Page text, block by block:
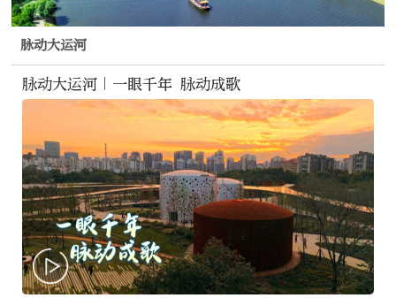
脉动大运河
脉动大运河｜一眼千年 脉动成歌